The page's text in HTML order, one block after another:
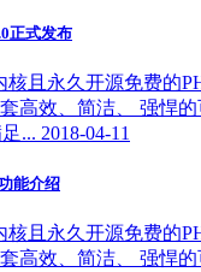
正式发布
核且永久开源免费的
高效、简洁、 强悍
... 2018-04-11
能介绍
核且永久开源免费的
高效、简洁、 强悍